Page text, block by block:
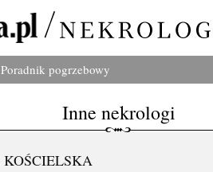
Poradnik pogrzebowy
Inne nekrologi